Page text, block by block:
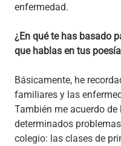
enfermedad.
¿En qué te has basado
que hablas en tus
Básicamente, he
familiares y las
También me acuerdo
determinados
colegio: las clases de